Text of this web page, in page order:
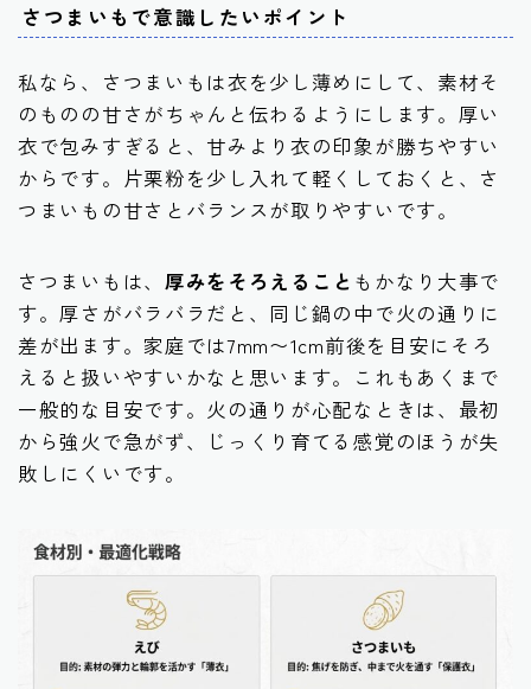
さつまいもで意識したいポイント
私なら、さつまいもは衣を少し薄めにして、素材そ
のものの甘さがちゃんと伝わるようにします。厚い
衣で包みすぎると、甘みより衣の印象が勝ちやすい
からです。片栗粉を少し入れて軽くしておくと、さ
つまいもの甘さとバランスが取りやすいです。
さつまいもは、 厚みをそろえること もかなり大事で
す。厚さがバラバラだと、同じ鍋の中で火の通りに
差が出ます。家庭では7mm〜1cm前後を目安にそろ
えると扱いやすいかなと思います。これもあくまで
一般的な目安です。火の通りが心配なときは、最初
から強火で急がず、じっくり育てる感覚のほうが失
敗しにくいです。